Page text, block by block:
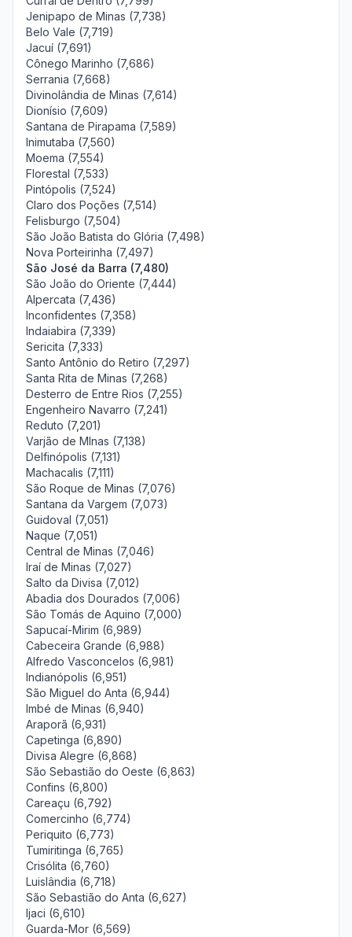
Jenipapo de Minas (7,738)
Belo Vale (7,719)
Jacuí (7,691)
Cônego Marinho (7,686)
Serrania (7,668)
Divinolândia de Minas (7,614)
Dionísio (7,609)
Santana de Pirapama (7,589)
Inimutaba (7,560)
Moema (7,554)
Florestal (7,533)
Pintópolis (7,524)
Claro dos Poções (7,514)
Felisburgo (7,504)
São João Batista do Glória (7,498)
Nova Porteirinha (7,497)
São José da Barra (7,480)
São João do Oriente (7,444)
Alpercata (7,436)
Inconfidentes (7,358)
Indaiabira (7,339)
Sericita (7,333)
Santo Antônio do Retiro (7,297)
Santa Rita de Minas (7,268)
Desterro de Entre Rios (7,255)
Engenheiro Navarro (7,241)
Reduto (7,201)
Varjão de MInas (7,138)
Delfinópolis (7,131)
Machacalis (7,111)
São Roque de Minas (7,076)
Santana da Vargem (7,073)
Guidoval (7,051)
Naque (7,051)
Central de Minas (7,046)
Iraí de Minas (7,027)
Salto da Divisa (7,012)
Abadia dos Dourados (7,006)
São Tomás de Aquino (7,000)
Sapucaí-Mirim (6,989)
Cabeceira Grande (6,988)
Alfredo Vasconcelos (6,981)
Indianópolis (6,951)
São Miguel do Anta (6,944)
Imbé de Minas (6,940)
Araporã (6,931)
Capetinga (6,890)
Divisa Alegre (6,868)
São Sebastião do Oeste (6,863)
Confins (6,800)
Careaçu (6,792)
Comercinho (6,774)
Periquito (6,773)
Tumiritinga (6,765)
Crisólita (6,760)
Luislândia (6,718)
São Sebastião do Anta (6,627)
Ijaci (6,610)
Guarda-Mor (6,569)